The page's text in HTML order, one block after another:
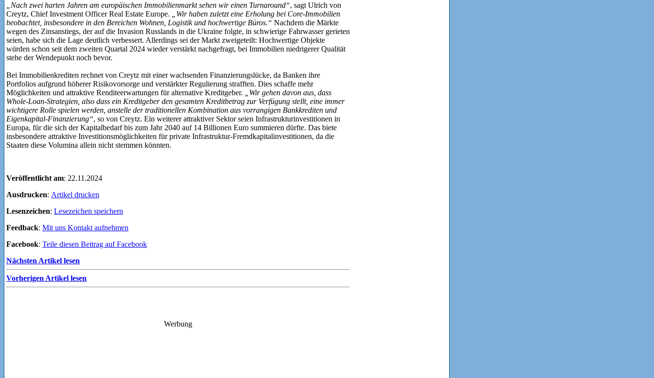
„Nach zwei harten Jahren am europäischen Immobilienmarkt sehen wir einen Turnaround“, sagt Ulrich von
Creytz, Chief Investment Officer Real Estate Europe.
„Wir haben zuletzt eine Erholung bei Core-Immobilien
beobachtet, insbesondere in den Bereichen Wohnen, Logistik und hochwertige Büros.“ Nachdem die Märkte
wegen des Zinsanstiegs, der auf die Invasion Russlands in die Ukraine folgte, in schwierige Fahrwasser gerieten
seien, habe sich die Lage deutlich verbessert. Allerdings sei der Markt zweigeteilt: Hochwertige Objekte
würden schon seit dem zweiten Quartal 2024 wieder verstärkt nachgefragt, bei Immobilien niedrigerer Qualität
stehe der Wendepunkt noch bevor.
Bei Immobilienkrediten rechnet von Creytz mit einer wachsenden Finanzierungslücke, da Banken ihre
Portfolios aufgrund höherer Risikovorsorge und verstärkter Regulierung strafften. Dies schaffe mehr
Möglichkeiten und attraktive Renditeerwartungen für alternative Kreditgeber.
„Wir gehen davon aus, dass
Whole-Loan-Strategien, also dass ein Kreditgeber den gesamten Kreditbetrag zur Verfügung stellt, eine immer
wichtigere Rolle spielen werden, anstelle der traditionellen Kombination aus vorrangigen Bankkrediten und
Eigenkapital-Finanzierung“, so von Creytz. Ein weiterer attraktiver Sektor seien Infrastrukturinvestitionen in
Europa, für die sich der Kapitalbedarf bis zum Jahr 2040 auf 14 Billionen Euro summieren dürfte. Das biete
insbesondere attraktive Investitionsmöglichkeiten für private Infrastruktur-Fremdkapitalinvestitionen, da die
Staaten diese Volumina allein nicht stemmen könnten.
Veröffentlicht am: 22.11.2024
Ausdrucken: Artikel drucken
Lesenzeichen: Lesezeichen speichern
Feedback: Mit uns Kontakt aufnehmen
Facebook: Teile diesen Beitrag auf Facebook
Nächsten Artikel lesen
Vorherigen Artikel lesen
Werbung